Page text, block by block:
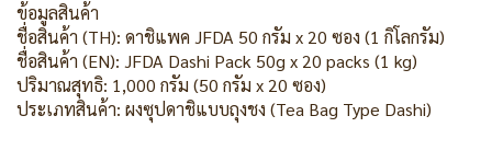
ข้อมูลสินค้า
ชื่อสินค้า (TH): ดาชิแพค JFDA 50 กรัม x 20 ซอง (1 กิโลกรัม)
ชื่อสินค้า (EN): JFDA Dashi Pack 50g x 20 packs (1 kg)
ปริมาณสุทธิ: 1,000 กรัม (50 กรัม x 20 ซอง)
ประเภทสินค้า: ผงซุปดาชิแบบถุงชง (Tea Bag Type Dashi)